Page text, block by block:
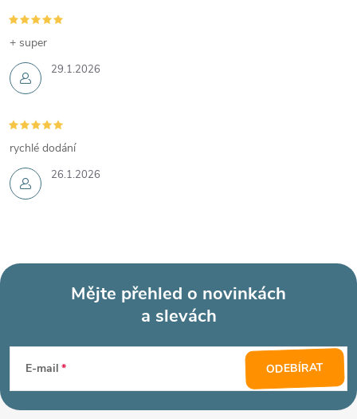
29.1.2026
+ super
26.1.2026
rychlé dodání
p
Mějte přehled o novinkách
a slevách
E-mail ODEBÍRAT